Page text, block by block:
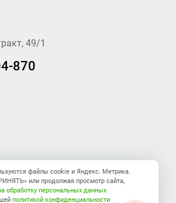
49/1
870
файлы cookie и Яндекс. Метрика.
или продолжая просмотр сайта,
обработку персональных данных
политикой конфиденциальности